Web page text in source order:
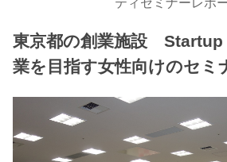
東京都の創業施設 Startup
業を目指す女性向けのセミ